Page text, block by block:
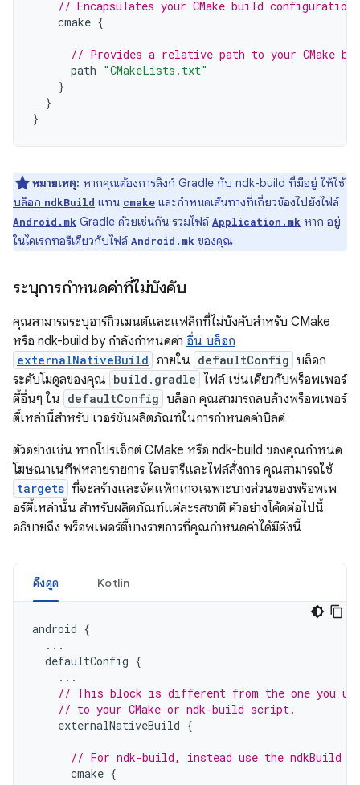
// Encapsulates your CMake build
cmake {
// Provides a relative path to your CMake
path "CMakeLists.txt"
}
}
}
หมายเหตุ: หากคุณต้องการลิงก์ Gradle กับ ndk-build ที่มีอยู่ ให้ใช้
บล็อก ndkBuild แทน cmake และกำหนดเส้นทางที่เกี่ยวข้องไปยังไฟล์
Android.mk Gradle ด้วยเช่นกัน รวมไฟล์ Application.mk หาก อยู่
ในไดเรกทอรีเดียวกับไฟล์ Android.mk ของคุณ
ระบุการกำหนดค่าที่ไม่บังคับ
คุณสามารถระบุอาร์กิวเมนต์และแฟล็กที่ไม่บังคับสำหรับ CMake
หรือ ndk-build by กำลังกำหนดค่า อื่น บล็อก
externalNativeBuild ภายใน defaultConfig บล็อก
ระดับโมดูลของคุณ build.gradle ไฟล์ เช่นเดียวกับพร็อพเพอร์
ตี้อื่นๆ ใน defaultConfig บล็อก คุณสามารถลบล้างพร็อพเพอร์
ตี้เหล่านี้สำหรับ เวอร์ชันผลิตภัณฑ์ในการกำหนดค่าบิลด์
ตัวอย่างเช่น หากโปรเจ็กต์ CMake หรือ ndk-build ของคุณกำหนด
โฆษณาเนทีฟหลายรายการ ไลบรารีและไฟล์สั่งการ คุณสามารถใช้
targets ที่จะสร้างและจัดแพ็กเกจเฉพาะบางส่วนของพร็อพเพ
อร์ตี้เหล่านั้น สำหรับผลิตภัณฑ์แต่ละรสชาติ ตัวอย่างโค้ดต่อไปนี้
อธิบายถึง พร็อพเพอร์ตี้บางรายการที่คุณกำหนดค่าได้มีดังนี้
ดึงดูด Kotlin
android {
...
defaultConfig {
...
// This block is different from the one you
// to your CMake or ndk-build script.
externalNativeBuild {
// For ndk-build, instead use the ndkBuild
cmake {